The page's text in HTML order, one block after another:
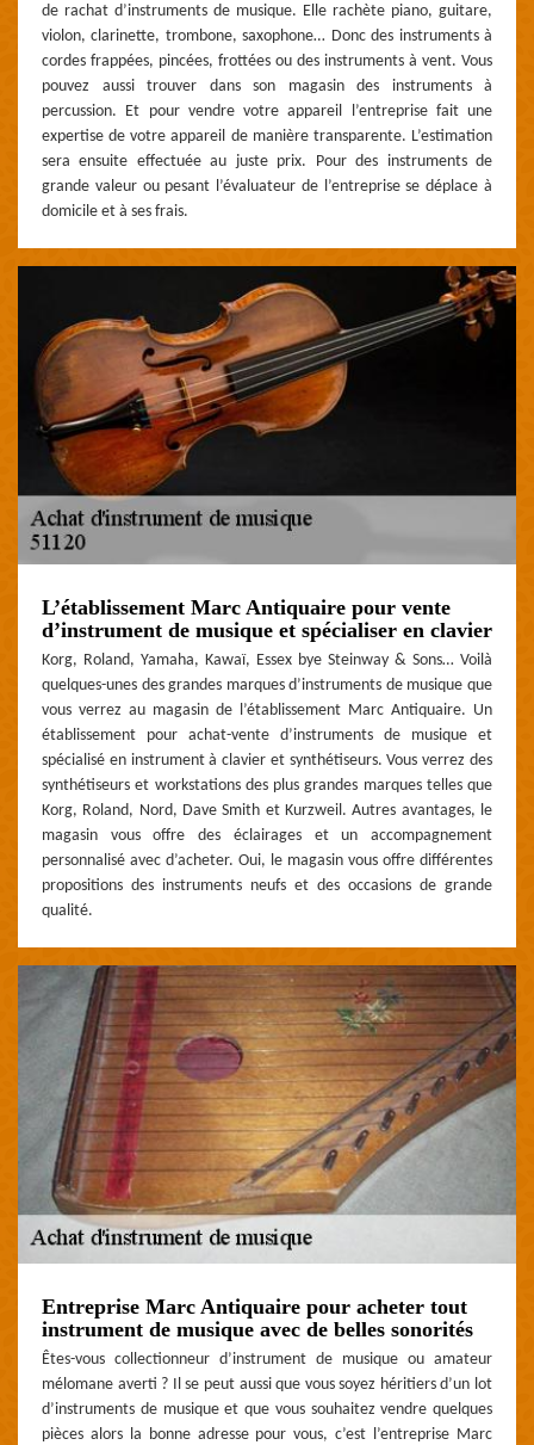
de rachat d’instruments de musique. Elle rachète piano, guitare,
violon, clarinette, trombone, saxophone… Donc des instruments à
cordes frappées, pincées, frottées ou des instruments à vent. Vous
pouvez aussi trouver dans son magasin des instruments à
percussion. Et pour vendre votre appareil l’entreprise fait une
expertise de votre appareil de manière transparente. L’estimation
sera ensuite effectuée au juste prix. Pour des instruments de
grande valeur ou pesant l’évaluateur de l’entreprise se déplace à
domicile et à ses frais.
L’établissement Marc Antiquaire pour vente
d’instrument de musique et spécialiser en clavier
Korg, Roland, Yamaha, Kawaï, Essex bye Steinway & Sons… Voilà
quelques-unes des grandes marques d’instruments de musique que
vous verrez au magasin de l’établissement Marc Antiquaire. Un
établissement pour achat-vente d’instruments de musique et
spécialisé en instrument à clavier et synthétiseurs. Vous verrez des
synthétiseurs et workstations des plus grandes marques telles que
Korg, Roland, Nord, Dave Smith et Kurzweil. Autres avantages, le
magasin vous offre des éclairages et un accompagnement
personnalisé avec d’acheter. Oui, le magasin vous offre différentes
propositions des instruments neufs et des occasions de grande
qualité.
Entreprise Marc Antiquaire pour acheter tout
instrument de musique avec de belles sonorités
Êtes-vous collectionneur d’instrument de musique ou amateur
mélomane averti ? Il se peut aussi que vous soyez héritiers d’un lot
d’instruments de musique et que vous souhaitez vendre quelques
pièces alors la bonne adresse pour vous, c’est l’entreprise Marc